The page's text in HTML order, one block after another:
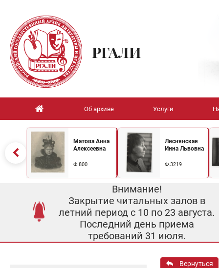
РГАЛИ
Об архиве Услуги
Матова Анна
Алексеевна
Ф.800
Лиснянская
Инна Львовна
Ф.3219
Внимание!
Закрытие читальных залов в
летний период с 10 по 23 августа.
Последний день приема
требований 31 июля.
Вернуться